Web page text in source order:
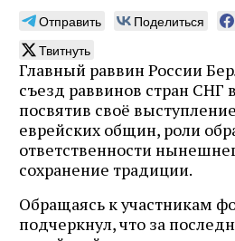
Отправить Поделиться
Твитнуть
Главный раввин России
съезд раввинов стран СНГ
посвятив своё
еврейских общин, роли
ответственности
сохранение традиции.
Обращаясь к участникам
подчеркнул, что за